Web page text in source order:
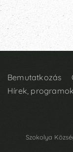
.
Bemutatkozás
Hírek, programok
Szokolya